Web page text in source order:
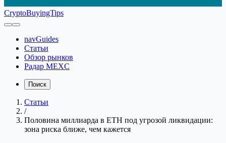
CryptoBuyingTips
navGuides
Статьи
Обзор рынков
Радар MEXC
Поиск
Статьи
/
Половина миллиарда в ETH под угрозой ликвидации:
зона риска ближе, чем кажется